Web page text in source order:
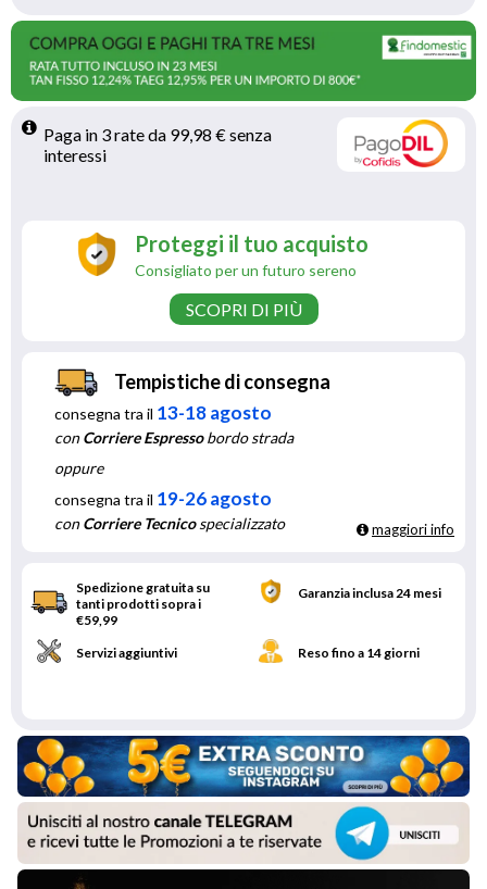
Paga in 3 rate da 99,98 € senza
interessi
Proteggi il tuo acquisto
Consigliato per un futuro sereno
SCOPRI DI PIÙ
Tempistiche di consegna
consegna tra il 13-18 agosto
conCorriere Espressobordo strada
oppure
consegna tra il 19-26 agosto
conCorriere Tecnicospecializzato maggiori info
Spedizione gratuita su
tanti prodotti sopra i
€59,99
Garanzia inclusa 24 mesi
Servizi aggiuntivi Reso fino a 14 giorni